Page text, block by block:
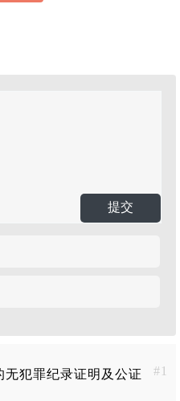
提交
#1
犯罪纪录证明及公证